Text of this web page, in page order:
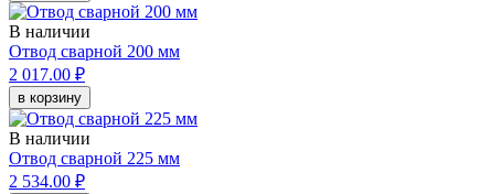
В наличии
Отвод сварной 200 мм
2 017.00 ₽
в корзину
В наличии
Отвод сварной 225 мм
2 534.00 ₽